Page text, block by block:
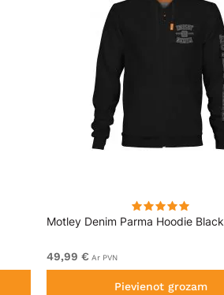
Motley Denim Parma Hoodie Black
49,99 € Ar PVN
Pievienot grozam